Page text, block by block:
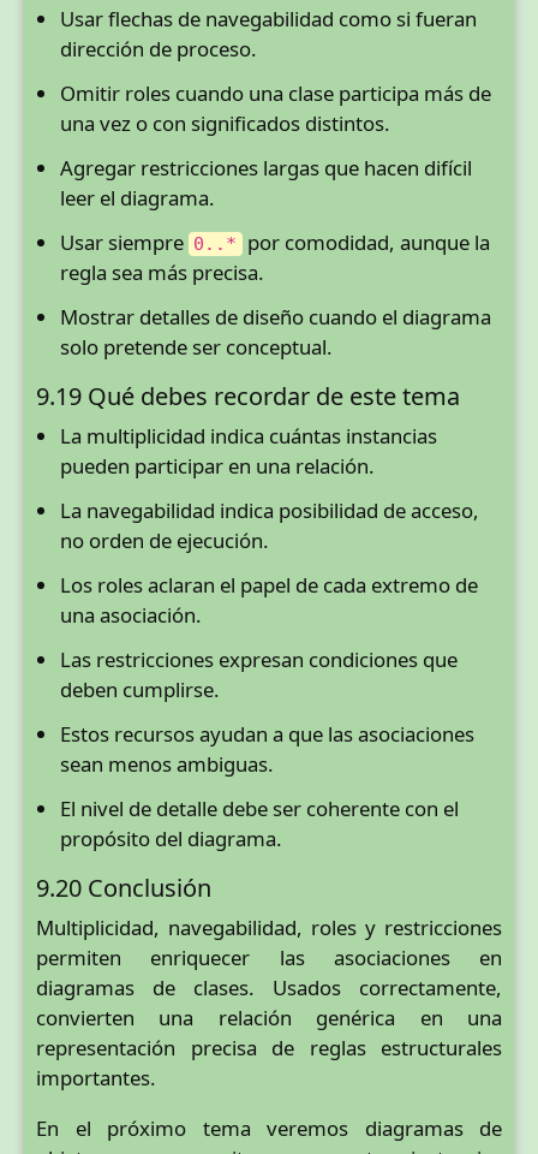
Usar flechas de navegabilidad como si fueran
dirección de proceso.
Omitir roles cuando una clase participa más de
una vez o con significados distintos.
Agregar restricciones largas que hacen difícil
leer el diagrama.
Usar siempre 0..* por comodidad, aunque la
regla sea más precisa.
Mostrar detalles de diseño cuando el diagrama
solo pretende ser conceptual.
9.19 Qué debes recordar de este tema
La multiplicidad indica cuántas instancias
pueden participar en una relación.
La navegabilidad indica posibilidad de acceso,
no orden de ejecución.
Los roles aclaran el papel de cada extremo de
una asociación.
Las restricciones expresan condiciones que
deben cumplirse.
Estos recursos ayudan a que las asociaciones
sean menos ambiguas.
El nivel de detalle debe ser coherente con el
propósito del diagrama.
9.20 Conclusión
Multiplicidad, navegabilidad, roles y restricciones
permiten enriquecer las asociaciones en
diagramas de clases. Usados correctamente,
convierten una relación genérica en una
representación precisa de reglas estructurales
importantes.
En el próximo tema veremos diagramas de